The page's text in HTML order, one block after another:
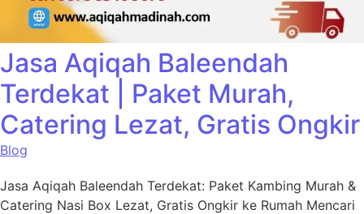
Jasa Aqiqah Baleendah
Terdekat | Paket Murah,
Catering Lezat, Gratis Ongkir
Blog
Jasa Aqiqah Baleendah Terdekat: Paket Kambing Murah &
Catering Nasi Box Lezat, Gratis Ongkir ke Rumah Mencari